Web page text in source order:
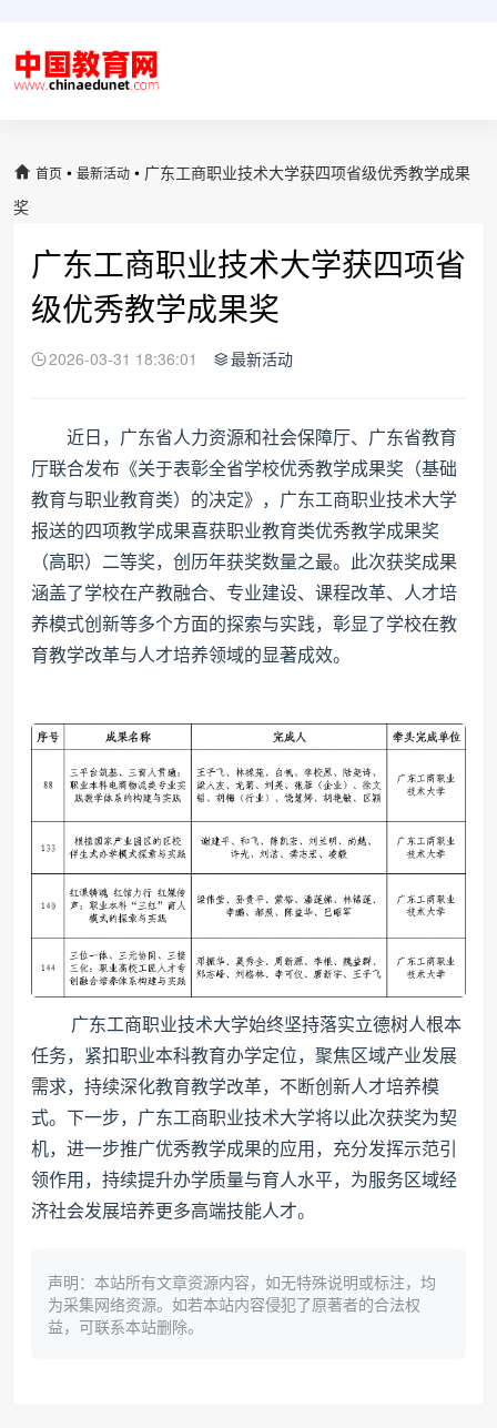
首页 • 最新活动 • 广东工商职业技术大学获四项省级优秀教学成果
奖
广东工商职业技术大学获四项省
级优秀教学成果奖
2026-03-31 18:36:01 最新活动
近日，广东省人力资源和社会保障厅、广东省教育
厅联合发布《关于表彰全省学校优秀教学成果奖（基础
教育与职业教育类）的决定》，广东工商职业技术大学
报送的四项教学成果喜获职业教育类优秀教学成果奖
（高职）二等奖，创历年获奖数量之最。此次获奖成果
涵盖了学校在产教融合、专业建设、课程改革、人才培
养模式创新等多个方面的探索与实践，彰显了学校在教
育教学改革与人才培养领域的显著成效。
广东工商职业技术大学始终坚持落实立德树人根本
任务，紧扣职业本科教育办学定位，聚焦区域产业发展
需求，持续深化教育教学改革，不断创新人才培养模
式。下一步，广东工商职业技术大学将以此次获奖为契
机，进一步推广优秀教学成果的应用，充分发挥示范引
领作用，持续提升办学质量与育人水平，为服务区域经
济社会发展培养更多高端技能人才。
声明：本站所有文章资源内容，如无特殊说明或标注，均
为采集网络资源。如若本站内容侵犯了原著者的合法权
益，可联系本站删除。